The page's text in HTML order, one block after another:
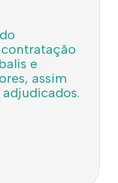
e
assim